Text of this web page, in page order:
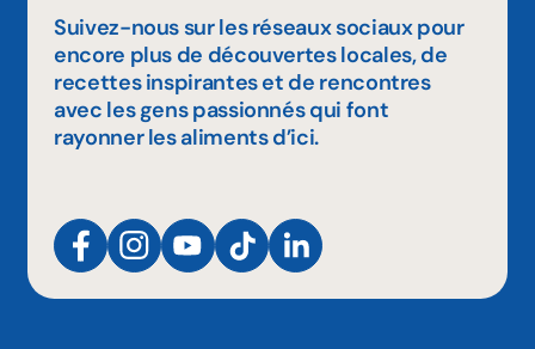
Suivez-nous sur les réseaux sociaux pour
encore plus de découvertes locales, de
recettes inspirantes et de rencontres
avec les gens passionnés qui font
rayonner les aliments d’ici.